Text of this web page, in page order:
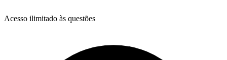
Acesso ilimitado às questões